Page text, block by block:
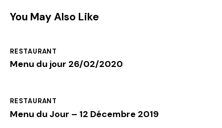
You May Also Like
RESTAURANT
Menu du jour 26/02/2020
RESTAURANT
Menu du Jour – 12 Décembre 2019